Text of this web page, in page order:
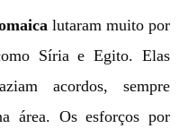
lutaram muito por
Síria e Egito. Elas
acordos, sempre
área. Os esforços por